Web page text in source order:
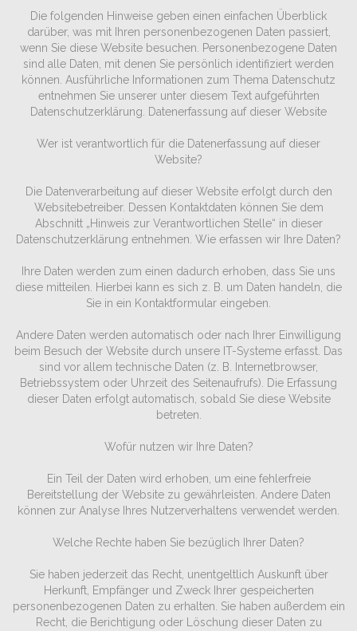
Die folgenden Hinweise geben einen einfachen Überblick
darüber, was mit Ihren personenbezogenen Daten passiert,
wenn Sie diese Website besuchen. Personenbezogene Daten
sind alle Daten, mit denen Sie persönlich identifiziert werden
können. Ausführliche Informationen zum Thema Datenschutz
entnehmen Sie unserer unter diesem Text aufgeführten
Datenschutzerklärung. Datenerfassung auf dieser Website
Wer ist verantwortlich für die Datenerfassung auf dieser
Website?
Die Datenverarbeitung auf dieser Website erfolgt durch den
Websitebetreiber. Dessen Kontaktdaten können Sie dem
Abschnitt „Hinweis zur Verantwortlichen Stelle“ in dieser
Datenschutzerklärung entnehmen. Wie erfassen wir Ihre Daten?
Ihre Daten werden zum einen dadurch erhoben, dass Sie uns
diese mitteilen. Hierbei kann es sich z. B. um Daten handeln, die
Sie in ein Kontaktformular eingeben.
Andere Daten werden automatisch oder nach Ihrer Einwilligung
beim Besuch der Website durch unsere IT-Systeme erfasst. Das
sind vor allem technische Daten (z. B. Internetbrowser,
Betriebssystem oder Uhrzeit des Seitenaufrufs). Die Erfassung
dieser Daten erfolgt automatisch, sobald Sie diese Website
betreten.
Wofür nutzen wir Ihre Daten?
Ein Teil der Daten wird erhoben, um eine fehlerfreie
Bereitstellung der Website zu gewährleisten. Andere Daten
können zur Analyse Ihres Nutzerverhaltens verwendet werden.
Welche Rechte haben Sie bezüglich Ihrer Daten?
Sie haben jederzeit das Recht, unentgeltlich Auskunft über
Herkunft, Empfänger und Zweck Ihrer gespeicherten
personenbezogenen Daten zu erhalten. Sie haben außerdem ein
Recht, die Berichtigung oder Löschung dieser Daten zu